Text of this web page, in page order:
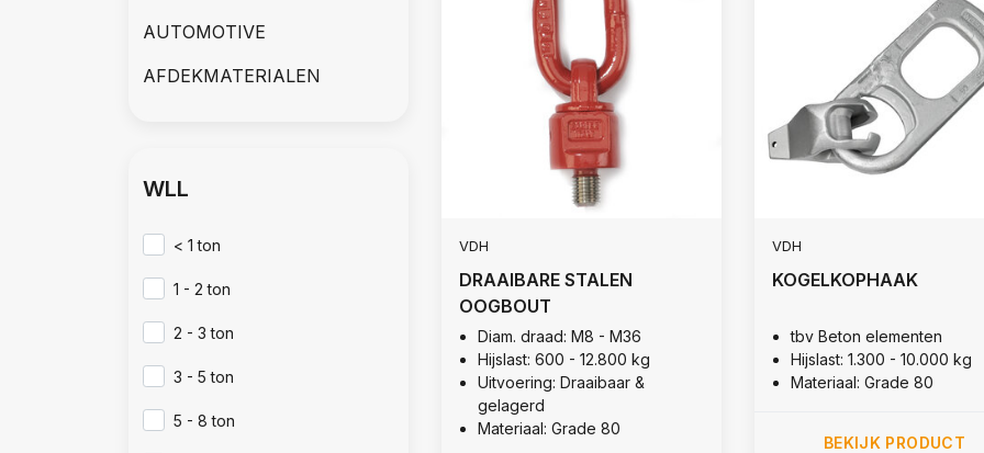
VDH
DRAAIBARE STALEN
OOGBOUT
Diam. draad: M8 - M36
Hijslast: 600 - 12.800 kg
Uitvoering: Draaibaar &
gelagerd
Materiaal: Grade 80
VDH
KOGELKOPHAAK
tbv Beton elementen
Hijslast: 1.300 - 10.000 kg
Materiaal: Grade 80
BEKIJK PRODUCT
AUTOMOTIVE
AFDEKMATERIALEN
WLL
< 1 ton
1 - 2 ton
2 - 3 ton
3 - 5 ton
5 - 8 ton